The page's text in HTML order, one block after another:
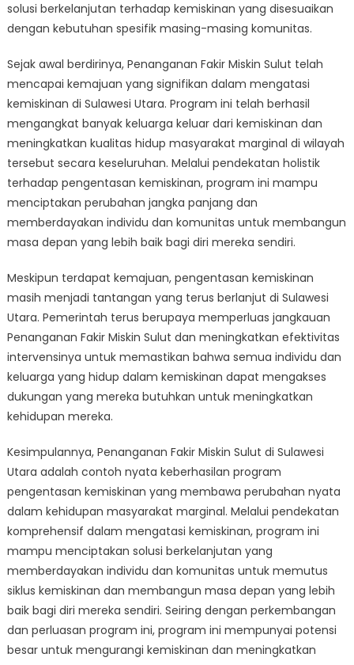
solusi berkelanjutan terhadap kemiskinan yang disesuaikan
dengan kebutuhan spesifik masing-masing komunitas.
Sejak awal berdirinya, Penanganan Fakir Miskin Sulut telah
mencapai kemajuan yang signifikan dalam mengatasi
kemiskinan di Sulawesi Utara. Program ini telah berhasil
mengangkat banyak keluarga keluar dari kemiskinan dan
meningkatkan kualitas hidup masyarakat marginal di wilayah
tersebut secara keseluruhan. Melalui pendekatan holistik
terhadap pengentasan kemiskinan, program ini mampu
menciptakan perubahan jangka panjang dan
memberdayakan individu dan komunitas untuk membangun
masa depan yang lebih baik bagi diri mereka sendiri.
Meskipun terdapat kemajuan, pengentasan kemiskinan
masih menjadi tantangan yang terus berlanjut di Sulawesi
Utara. Pemerintah terus berupaya memperluas jangkauan
Penanganan Fakir Miskin Sulut dan meningkatkan efektivitas
intervensinya untuk memastikan bahwa semua individu dan
keluarga yang hidup dalam kemiskinan dapat mengakses
dukungan yang mereka butuhkan untuk meningkatkan
kehidupan mereka.
Kesimpulannya, Penanganan Fakir Miskin Sulut di Sulawesi
Utara adalah contoh nyata keberhasilan program
pengentasan kemiskinan yang membawa perubahan nyata
dalam kehidupan masyarakat marginal. Melalui pendekatan
komprehensif dalam mengatasi kemiskinan, program ini
mampu menciptakan solusi berkelanjutan yang
memberdayakan individu dan komunitas untuk memutus
siklus kemiskinan dan membangun masa depan yang lebih
baik bagi diri mereka sendiri. Seiring dengan perkembangan
dan perluasan program ini, program ini mempunyai potensi
besar untuk mengurangi kemiskinan dan meningkatkan